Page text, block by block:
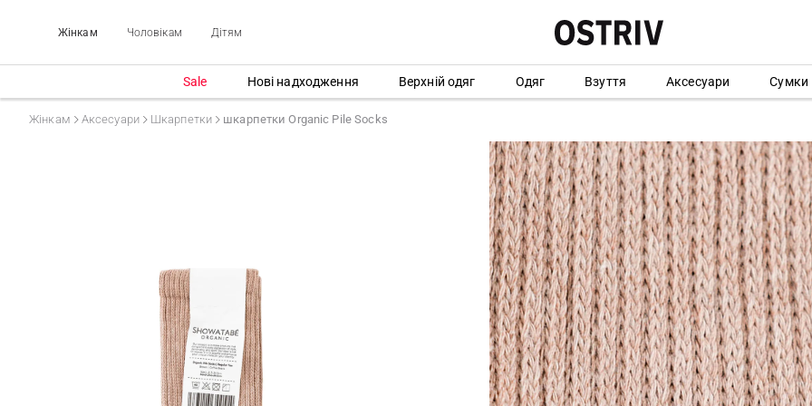
Жінкам Чоловікам Дітям
Sale Нові надходження Верхній одяг Одяг Взуття Аксесуари Сумки
Жінкам Аксесуари Шкарпетки шкарпетки Organic Pile Socks